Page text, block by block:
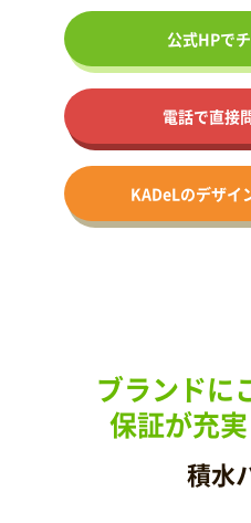
公式HPで
電話で直接
KADeLのデザイ
ブランドに
保証が充
積水